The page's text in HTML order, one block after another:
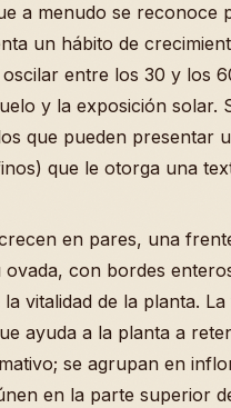
a menudo se reconoce
un hábito de
entre los 30 y los
y la exposición solar.
que pueden presentar
que le otorga una
en pares, una
con bordes
vitalidad de la planta.
ayuda a la planta a
se agrupan en
en la parte superior